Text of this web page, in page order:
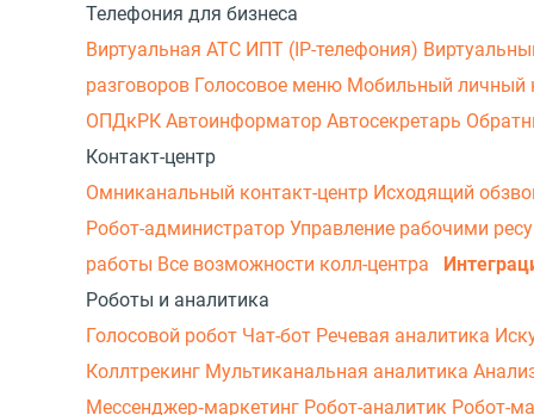
Телефония для бизнеса
Виртуальная АТС ИПТ (IP-телефония)
разговоров Голосовое меню Мобильный личный
ОПДкРК Автоинформатор Автосекретарь
Контакт-центр
Омниканальный контакт-центр Исходящий
Робот-администратор Управление рабочими
работы Все возможности колл-центра
Роботы и аналитика
Голосовой робот Чат-бот Речевая аналитика
Коллтрекинг Мультиканальная аналитика
Мессенджер‑маркетинг Робот-аналитик Робот-